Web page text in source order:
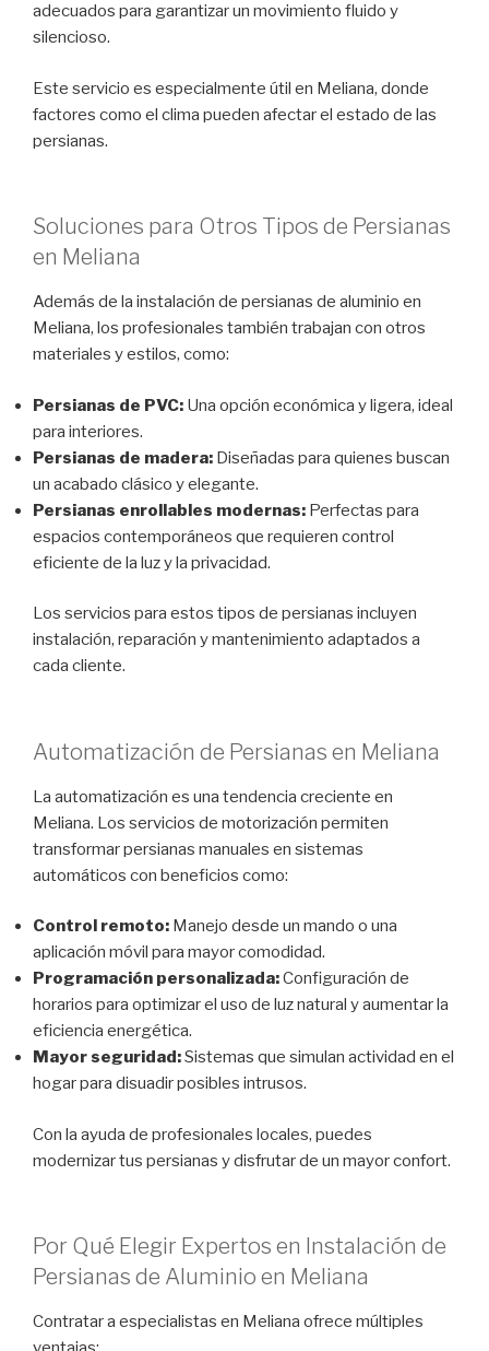
adecuados para garantizar un movimiento fluido y
silencioso.
Este servicio es especialmente útil en Meliana, donde
factores como el clima pueden afectar el estado de las
persianas.
Soluciones para Otros Tipos de Persianas
en Meliana
Además de la instalación de persianas de aluminio en
Meliana, los profesionales también trabajan con otros
materiales y estilos, como:
Persianas de PVC: Una opción económica y ligera, ideal
para interiores.
Persianas de madera: Diseñadas para quienes buscan
un acabado clásico y elegante.
Persianas enrollables modernas: Perfectas para
espacios contemporáneos que requieren control
eficiente de la luz y la privacidad.
Los servicios para estos tipos de persianas incluyen
instalación, reparación y mantenimiento adaptados a
cada cliente.
Automatización de Persianas en Meliana
La automatización es una tendencia creciente en
Meliana. Los servicios de motorización permiten
transformar persianas manuales en sistemas
automáticos con beneficios como:
Control remoto: Manejo desde un mando o una
aplicación móvil para mayor comodidad.
Programación personalizada:Configuración de
horarios para optimizar el uso de luz natural y aumentar la
eficiencia energética.
Mayor seguridad:Sistemas que simulan actividad en el
hogar para disuadir posibles intrusos.
Con la ayuda de profesionales locales, puedes
modernizar tus persianas y disfrutar de un mayor confort.
Por Qué Elegir Expertos en Instalación de
Persianas de Aluminio en Meliana
Contratar a especialistas en Meliana ofrece múltiples